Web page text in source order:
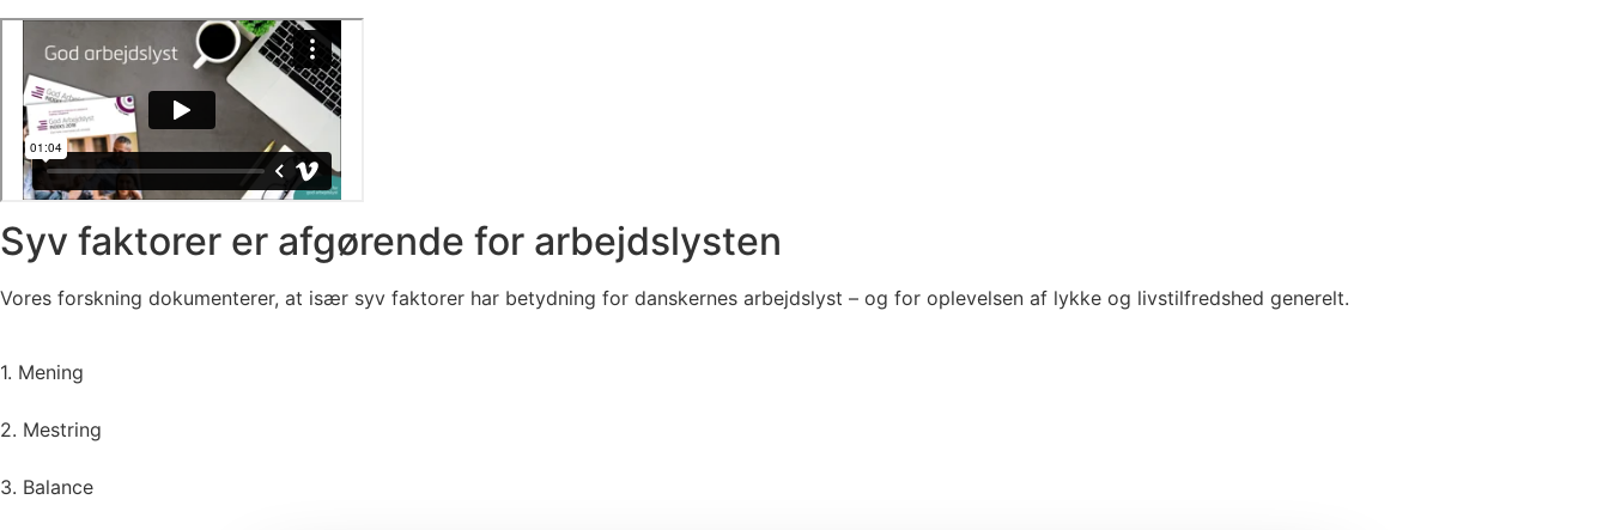
Syv faktorer er afgørende for arbejdslysten
Vores forskning dokumenterer, at især syv faktorer har betydning for danskernes arbejdslyst – og for oplevelsen af lykke og livstilfredshed generelt.
1. Mening
2. Mestring
3. Balance